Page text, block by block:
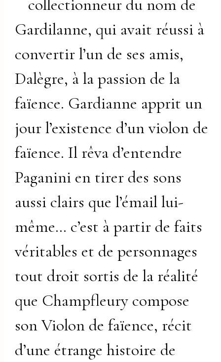
collectionneur du nom de
Gardilanne, qui avait réussi à
convertir l’un de ses amis,
Dalègre, à la passion de la
faïence. Gardianne apprit un
jour l’existence d’un violon de
faïence. Il rêva d’entendre
Paganini en tirer des sons
aussi clairs que l’émail lui-
même… c’est à partir de faits
véritables et de personnages
tout droit sortis de la réalité
que Champfleury compose
son Violon de faïence, récit
d’une étrange histoire de